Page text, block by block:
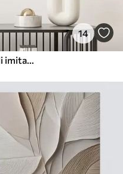
14
Abstraktne kompositsioon, maali imitatsioon